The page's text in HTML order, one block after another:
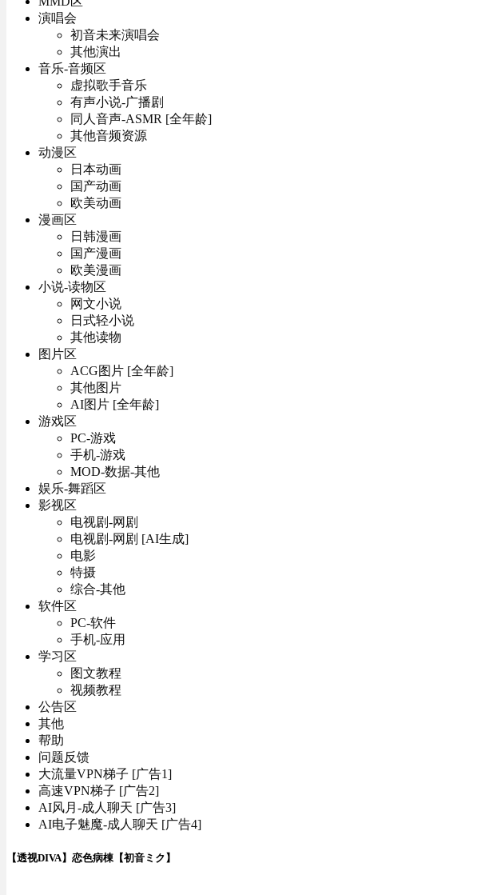
演唱会
初音未来演唱会
其他演出
音乐-音频区
虚拟歌手音乐
有声小说-广播剧
同人音声-ASMR [全年龄]
其他音频资源
动漫区
日本动画
国产动画
欧美动画
漫画区
日韩漫画
国产漫画
欧美漫画
小说-读物区
网文小说
日式轻小说
其他读物
图片区
ACG图片 [全年龄]
其他图片
AI图片 [全年龄]
游戏区
PC-游戏
手机-游戏
MOD-数据-其他
娱乐-舞蹈区
影视区
电视剧-网剧
电视剧-网剧 [AI生成]
电影
特摄
综合-其他
软件区
PC-软件
手机-应用
学习区
图文教程
视频教程
公告区
其他
帮助
问题反馈
大流量VPN梯子 [广告1]
高速VPN梯子 [广告2]
AI风月-成人聊天 [广告3]
AI电子魅魔-成人聊天 [广告4]
【透视DIVA】恋色病棟【初音ミク】